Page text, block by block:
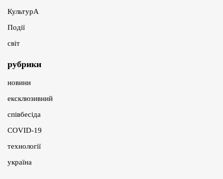
КультурА
Події
світ
рубрики
новини
ексклюзивний
співбесіда
COVID-19
технології
україна